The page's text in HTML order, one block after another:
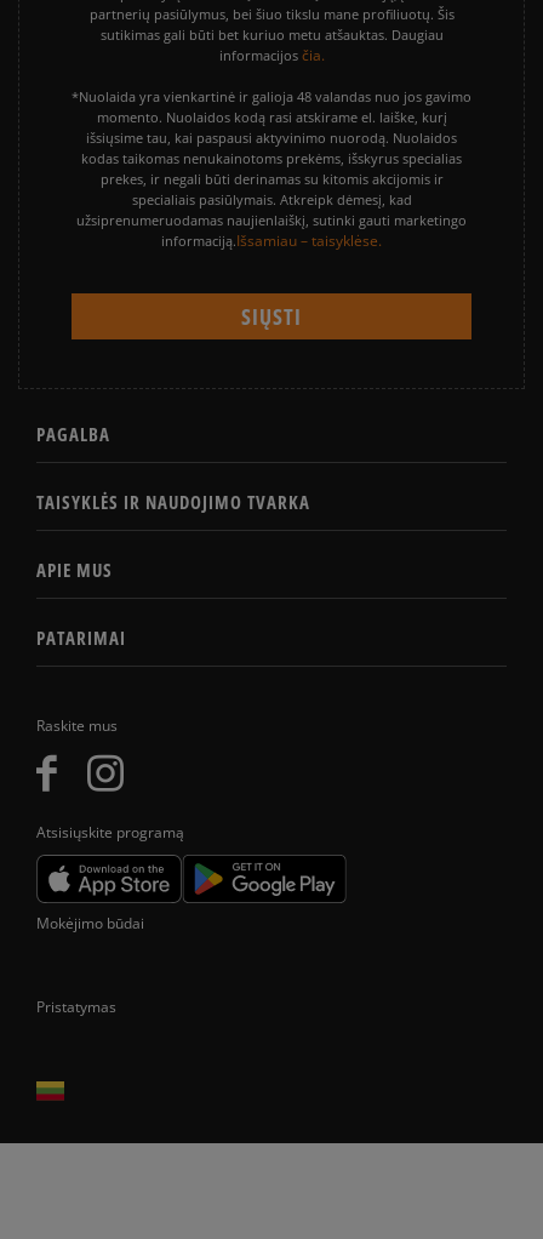
Raskite mus
Atsisiųskite programą
partnerių pasiūlymus, bei šiuo tikslu mane profiliuotų. Šis
sutikimas gali būti bet kuriuo metu atšauktas. Daugiau
informacijos čia.
*Nuolaida yra vienkartinė ir galioja 48 valandas nuo jos gavimo
momento. Nuolaidos kodą rasi atskirame el. laiške, kurį
išsiųsime tau, kai paspausi aktyvinimo nuorodą. Nuolaidos
kodas taikomas nenukainotoms prekėms, išskyrus specialias
prekes, ir negali būti derinamas su kitomis akcijomis ir
specialiais pasiūlymais. Atkreipk dėmesį, kad
užsiprenumeruodamas naujienlaiškį, sutinki gauti marketingo
informaciją.Išsamiau – taisyklėse.
PAGALBA
TAISYKLĖS IR NAUDOJIMO TVARKA
APIE MUS
PATARIMAI
Mokėjimo būdai
Pristatymas